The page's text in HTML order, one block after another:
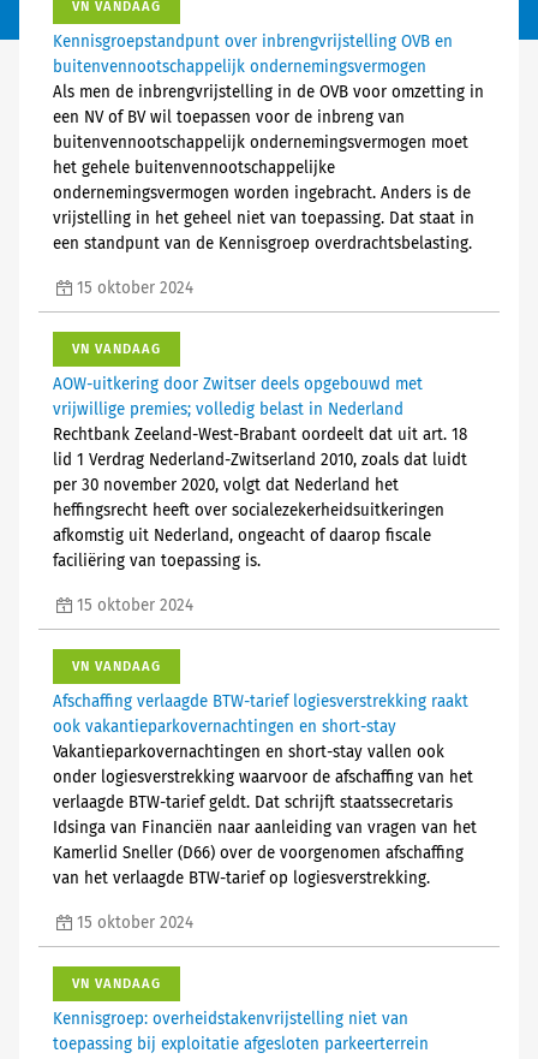
VN VANDAAG
Kennisgroepstandpunt over inbrengvrijstelling OVB en
buitenvennootschappelijk ondernemingsvermogen
Als men de inbrengvrijstelling in de OVB voor omzetting in
een NV of BV wil toepassen voor de inbreng van
buitenvennootschappelijk ondernemingsvermogen moet
het gehele buitenvennootschappelijke
ondernemingsvermogen worden ingebracht. Anders is de
vrijstelling in het geheel niet van toepassing. Dat staat in
een standpunt van de Kennisgroep overdrachtsbelasting.
15 oktober 2024
VN VANDAAG
AOW-uitkering door Zwitser deels opgebouwd met
vrijwillige premies; volledig belast in Nederland
Rechtbank Zeeland-West-Brabant oordeelt dat uit art. 18
lid 1 Verdrag Nederland-Zwitserland 2010, zoals dat luidt
per 30 november 2020, volgt dat Nederland het
heffingsrecht heeft over socialezekerheidsuitkeringen
afkomstig uit Nederland, ongeacht of daarop fiscale
faciliëring van toepassing is.
15 oktober 2024
VN VANDAAG
Afschaffing verlaagde BTW-tarief logiesverstrekking raakt
ook vakantieparkovernachtingen en short-stay
Vakantieparkovernachtingen en short-stay vallen ook
onder logiesverstrekking waarvoor de afschaffing van het
verlaagde BTW-tarief geldt. Dat schrijft staatssecretaris
Idsinga van Financiën naar aanleiding van vragen van het
Kamerlid Sneller (D66) over de voorgenomen afschaffing
van het verlaagde BTW-tarief op logiesverstrekking.
15 oktober 2024
VN VANDAAG
Kennisgroep: overheidstakenvrijstelling niet van
toepassing bij exploitatie afgesloten parkeerterrein